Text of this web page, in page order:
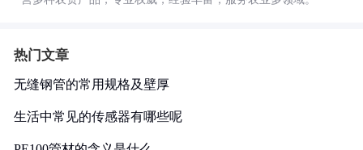
热门文章
无缝钢管的常用规格及壁厚
生活中常见的传感器有哪些呢